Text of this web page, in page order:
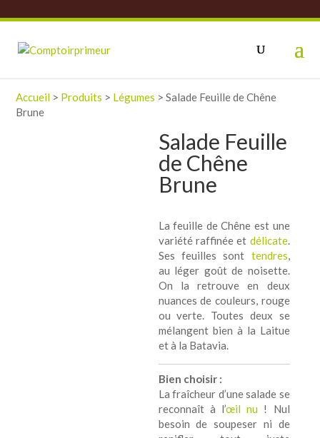
Accueil > Produits > Légumes >Salade Feuille de Chêne
Brune
Salade Feuille
de Chêne
Brune
La feuille de Chêne est une
variété raffinée et délicate.
Ses feuilles sont tendres,
au léger goût de noisette.
On la retrouve en deux
nuances de couleurs, rouge
ou verte. Toutes deux se
mélangent bien à la Laitue
et à la Batavia.
Bien choisir :
La fraîcheur d’une salade se
reconnaît à l’œil nu ! Nul
besoin de soupeser ni de